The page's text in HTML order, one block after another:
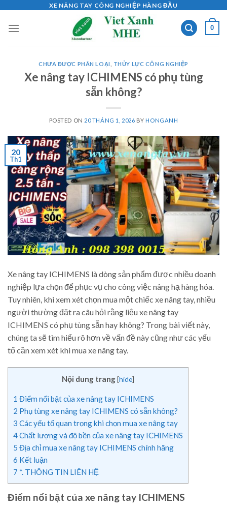
content
XE NÂNG TAY CÔNG NGHIỆP HÀNG ĐẦU
0
CHƯA ĐƯỢC PHÂN LOẠI THỦY LỰC CÔNG NGHIỆP
Xe nâng tay ICHIMENS có phụ tùng
sẵn không?
POSTED ON 20 THÁNG 1, 2026 BYHONGANH
20
Th1
Xe nâng tay ICHIMENS là dòng sản phẩm được nhiều doanh
nghiệp lựa chọn để phục vụ cho công việc nâng hạ hàng hóa.
Tuy nhiên, khi xem xét chọn mua một chiếc xe nâng tay, nhiều
người thường đặt ra câu hỏi rằng liệu xe nâng tay
ICHIMENS có phụ tùng sẵn hay không? Trong bài viết này,
chúng ta sẽ tìm hiểu rõ hơn về vấn đề này cũng như các yếu
tố cần xem xét khi mua xe nâng tay.
Nội dung trang[hide]
1 Điểm nổi bật của xe nâng tay ICHIMENS
2 Phụ tùng xe nâng tay ICHIMENS có sẵn không?
3 Các yếu tố quan trọng khi chọn mua xe nâng tay
4Chất lượng và độ bền của xe nâng tay ICHIMENS
5 Địa chỉ mua xe nâng tay ICHIMENS chính hãng
6 Kết luận
7 *. THÔNG TIN LIÊN HỆ
Điểm nổi bật của xe nâng tay ICHIMENS